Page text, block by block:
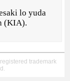
lo yuda
(KIA).
trademark